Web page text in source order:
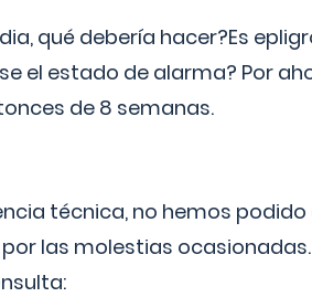
qué debería hacer?Es
el estado de alarma? Por
de 8 semanas.
técnica, no hemos
las molestias